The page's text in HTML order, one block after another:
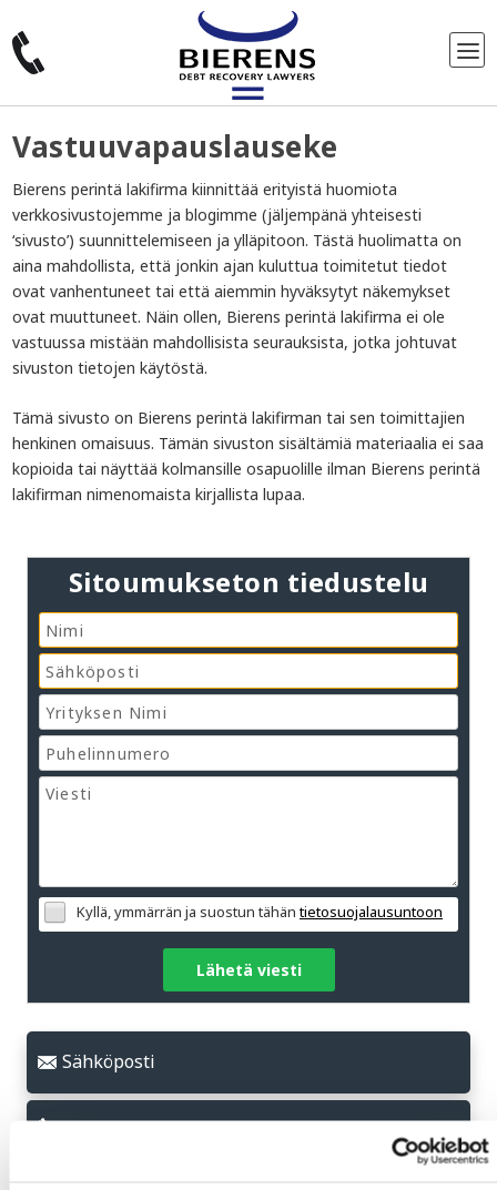
Vastuuvapauslauseke
Bierens perintä lakifirma kiinnittää erityistä huomiota
verkkosivustojemme ja blogimme (jäljempänä yhteisesti
‘sivusto’) suunnittelemiseen ja ylläpitoon. Tästä huolimatta on
aina mahdollista, että jonkin ajan kuluttua toimitetut tiedot
ovat vanhentuneet tai että aiemmin hyväksytyt näkemykset
ovat muuttuneet. Näin ollen, Bierens perintä lakifirma ei ole
vastuussa mistään mahdollisista seurauksista, jotka johtuvat
sivuston tietojen käytöstä.
Tämä sivusto on Bierens perintä lakifirman tai sen toimittajien
henkinen omaisuus. Tämän sivuston sisältämiä materiaalia ei saa
kopioida tai näyttää kolmansille osapuolille ilman Bierens perintä
lakifirman nimenomaista kirjallista lupaa.
Sitoumukseton tiedustelu
Kyllä, ymmärrän ja suostun tähäntietosuojalausuntoon
Lähetä viesti
Sähköposti